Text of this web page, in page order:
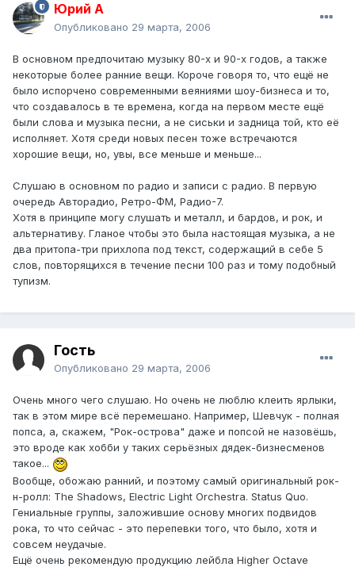
Юрий А
Опубликовано 29 марта, 2006
В основном предпочитаю музыку 80-х и 90-х годов, а также
некоторые более ранние вещи. Короче говоря то, что ещё не
было испорчено современными веяниями шоу-бизнеса и то,
что создавалось в те времена, когда на первом месте ещё
были слова и музыка песни, а не сиськи и задница той, кто её
исполняет. Хотя среди новых песен тоже встречаются
хорошие вещи, но, увы, все меньше и меньше...
Слушаю в основном по радио и записи с радио. В первую
очередь Авторадио, Ретро-ФМ, Радио-7.
Хотя в принципе могу слушать и металл, и бардов, и рок, и
альтернативу. Гланое чтобы это была настоящая музыка, а не
два притопа-три прихлопа под текст, содержащий в себе 5
слов, повторящихся в течение песни 100 раз и тому подобный
тупизм.
Гость
Опубликовано 29 марта, 2006
Очень много чего слушаю. Но очень не люблю клеить ярлыки,
так в этом мире всё перемешано. Например, Шевчук - полная
попса, а, скажем, "Рок-острова" даже и попсой не назовёшь,
это вроде как хобби у таких серьёзных дядек-бизнесменов
такое...
Вообще, обожаю ранний, и поэтому самый оригинальный рок-
н-ролл: The Shadows, Electric Light Orchestra. Status Quo.
Гениальные группы, заложившие основу многих подвидов
рока, то что сейчас - это перепевки того, что было, хотя и
совсем неудачые.
Ещё очень рекомендую продукцию лейбла Higher Octave